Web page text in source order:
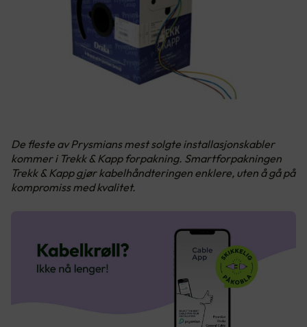
De fleste av Prysmians mest solgte installasjonskabler
kommer i Trekk & Kapp forpakning. Smartforpakningen
Trekk & Kapp gjør kabelhåndteringen enklere, uten å gå på
kompromiss med kvalitet.